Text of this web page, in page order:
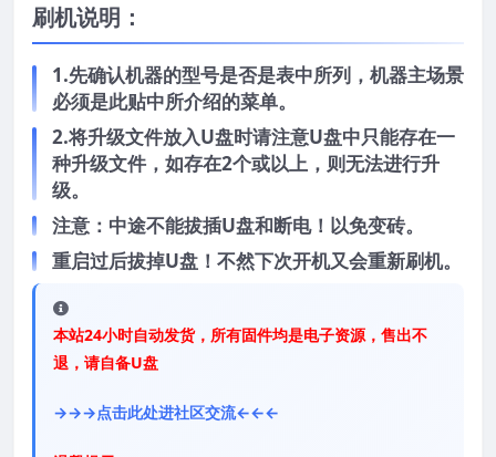
刷机说明：
1.先确认机器的型号是否是表中所列，机器主场景
必须是此贴中所介绍的菜单。
2.将升级文件放入U盘时请注意U盘中只能存在一
种升级文件，如存在2个或以上，则无法进行升
级。
注意：中途不能拔插U盘和断电！以免变砖。
重启过后拔掉U盘！不然下次开机又会重新刷机。
本站24小时自动发货，所有固件均是电子资源，售出不
退，请自备U盘
→→→点击此处进社区交流←←←